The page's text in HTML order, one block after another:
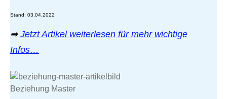
Stand: 03.04.2022
➡ Jetzt Artikel weiterlesen für mehr wichtige
Infos…
Beziehung Master